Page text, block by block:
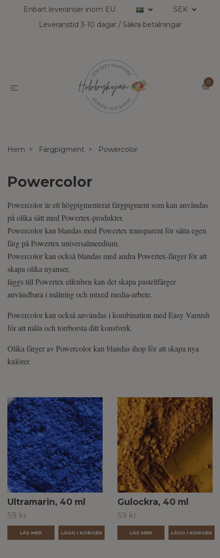
Enbart leveranser inom EU
SEK
Leveranstid 3-10 dagar / Säkra betalningar
0
Hem Färgpigment Powercolor
Powercolor
Powercolor är ett högpigmenterat färgpigment som kan användas
på olika sätt med Powertex-produkter.
Powercolor kan blandas med Powertex transparent för sätta egen
färg på Powertex universalmeedium.
Powercolor kan också blandas med andra Powertex-färger för att
skapa olika nyanser,
läggs till Powertex elfenben kan det skapa pastellfärger
användbara i målning och mixed media-arbete.
Powercolor kan också användas i kombination med Easy Varnish
för att måla och torrborsta ditt konstverk.
Olika färger av Powercolor kan blandas ihop för att skapa nya
kulörer.
Ultramarin, 40 ml
59 kr
LÄS MER
Gulockra, 40 ml
59 kr
LÄS MER